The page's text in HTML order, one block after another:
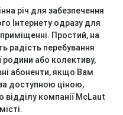
річ для забезпечення
Інтернету одразу для
Простий, на
радість перебування
родини або колективу,
абоненти, якщо Вам
доступною ціною,
компанії McLaut